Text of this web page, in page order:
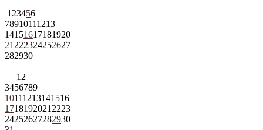
1 23456
78910111213
14151617181920
21 222324252627
282930
1 2
3456789
10111213141516
1718192021 2223
24252627282930